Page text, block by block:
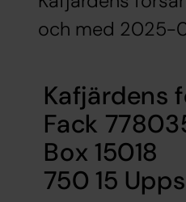
och med 2025-
Kafjärdens
Fack
Box 15018
750 15